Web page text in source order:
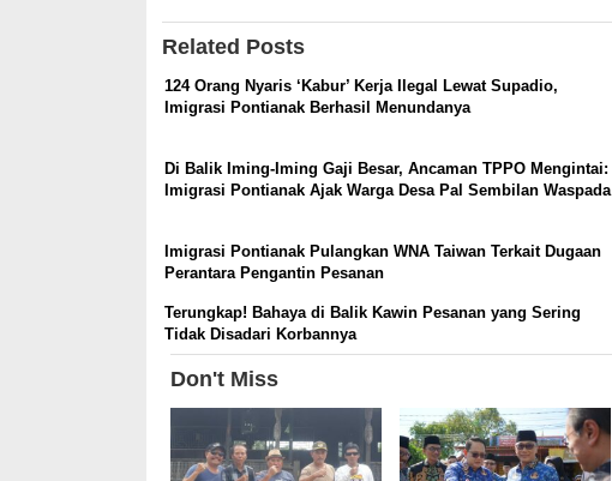
Related Posts
124 Orang Nyaris ‘Kabur’ Kerja Ilegal Lewat Supadio,
Imigrasi Pontianak Berhasil Menundanya
Di Balik Iming-Iming Gaji Besar, Ancaman TPPO Mengintai:
Imigrasi Pontianak Ajak Warga Desa Pal Sembilan Waspada
Imigrasi Pontianak Pulangkan WNA Taiwan Terkait Dugaan
Perantara Pengantin Pesanan
Terungkap! Bahaya di Balik Kawin Pesanan yang Sering
Tidak Disadari Korbannya
Don't Miss